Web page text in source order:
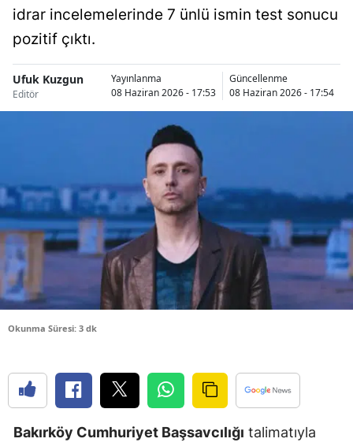
Bingöl
Burdur
Çankırı
Çorum
Denizli
Erzurum
idrar incelemelerinde 7 ünlü ismin test sonucu
pozitif çıktı.
Ufuk Kuzgun
Editör
Yayınlanma
08 Haziran 2026 - 17:53
Güncellenme
08 Haziran 2026 - 17:54
Okunma Süresi: 3 dk
Bakırköy Cumhuriyet Başsavcılığı talimatıyla